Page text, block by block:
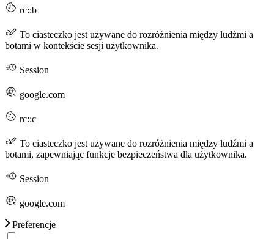
rc::b
To ciasteczko jest używane do rozróżnienia między ludźmi a
botami w kontekście sesji użytkownika.
Session
google.com
rc::c
To ciasteczko jest używane do rozróżnienia między ludźmi a
botami, zapewniając funkcje bezpieczeństwa dla użytkownika.
Session
google.com
Preferencje